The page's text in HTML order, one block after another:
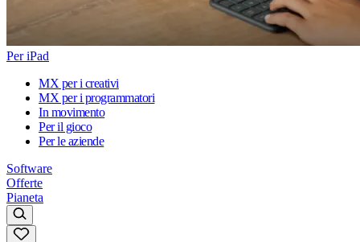
Per iPad
MX per i creativi
MX per i programmatori
In movimento
Per il gioco
Per le aziende
Software
Offerte
Pianeta